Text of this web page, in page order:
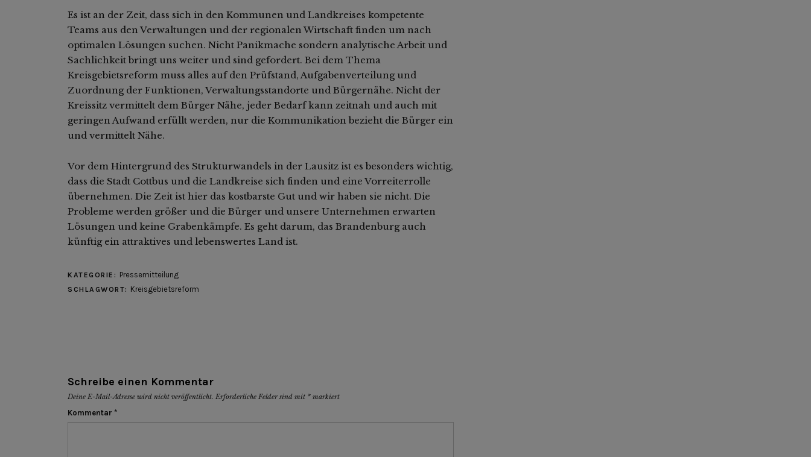
Es ist an der Zeit, dass sich in den Kommunen und Landkreises kompetente
Teams aus den Verwaltungen und der regionalen Wirtschaft finden um nach
optimalen Lösungen suchen. Nicht Panikmache sondern analytische Arbeit und
Sachlichkeit bringt uns weiter und sind gefordert. Bei dem Thema
Kreisgebietsreform muss alles auf den Prüfstand, Aufgabenverteilung und
Zuordnung der Funktionen, Verwaltungsstandorte und Bürgernähe. Nicht der
Kreissitz vermittelt dem Bürger Nähe, jeder Bedarf kann zeitnah und auch mit
geringen Aufwand erfüllt werden, nur die Kommunikation bezieht die Bürger ein
und vermittelt Nähe.
Vor dem Hintergrund des Strukturwandels in der Lausitz ist es besonders wichtig,
dass die Stadt Cottbus und die Landkreise sich finden und eine Vorreiterrolle
übernehmen. Die Zeit ist hier das kostbarste Gut und wir haben sie nicht. Die
Probleme werden größer und die Bürger und unsere Unternehmen erwarten
Lösungen und keine Grabenkämpfe. Es geht darum, das Brandenburg auch
künftig ein attraktives und lebenswertes Land ist.
KATEGORIE: Pressemitteilung
SCHLAGWORT: Kreisgebietsreform
Schreibe einen Kommentar
Deine E-Mail-Adresse wird nicht veröffentlicht. Erforderliche Felder sind mit * markiert
Kommentar *